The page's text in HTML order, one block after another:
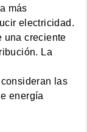
más
electricidad.
una creciente
La
las
energía